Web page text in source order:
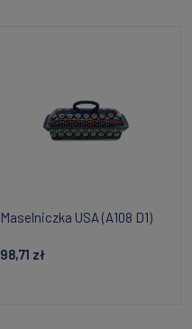
Maselniczka USA (A108 D1)
98,71 zł